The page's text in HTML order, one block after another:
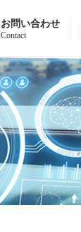
お問い合わせ
Contact